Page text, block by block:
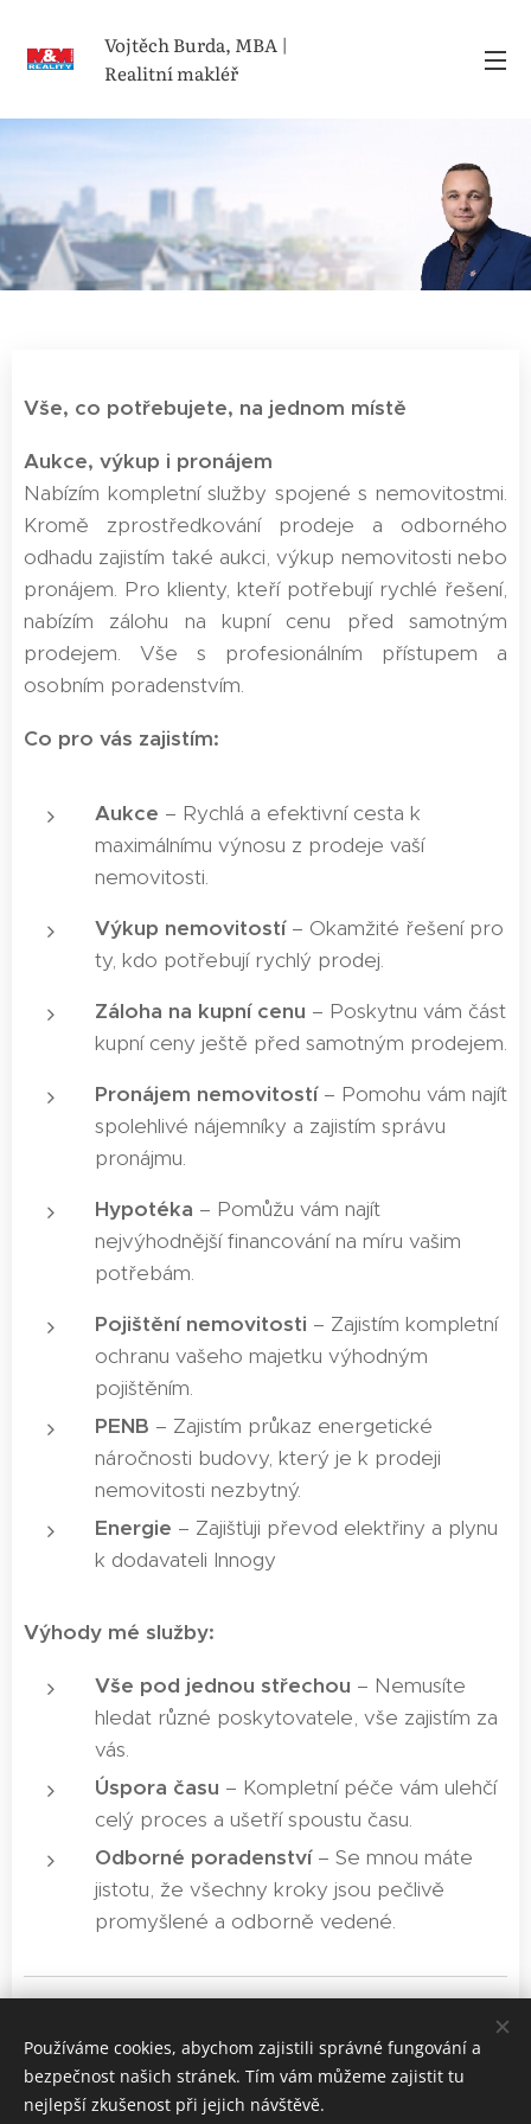
Vojtěch Burda, MBA |
Realitní makléř
Vše, co potřebujete, na jednom místě
Aukce, výkup i pronájem
Nabízím kompletní služby spojené s nemovitostmi.
Kromě zprostředkování prodeje a odborného
odhadu zajistím také aukci, výkup nemovitosti nebo
pronájem. Pro klienty, kteří potřebují rychlé řešení,
nabízím zálohu na kupní cenu před samotným
prodejem. Vše s profesionálním přístupem a
osobním poradenstvím.
Co pro vás zajistím:
Aukce – Rychlá a efektivní cesta k
maximálnímu výnosu z prodeje vaší
nemovitosti.
Výkup nemovitostí– Okamžité řešení pro
ty, kdo potřebují rychlý prodej.
Záloha na kupní cenu – Poskytnu vám část
kupní ceny ještě před samotným prodejem.
Pronájem nemovitostí– Pomohu vám najít
spolehlivé nájemníky a zajistím správu
pronájmu.
Hypotéka – Pomůžu vám najít
nejvýhodnější financování na míru vašim
potřebám.
Pojištění nemovitosti – Zajistím kompletní
ochranu vašeho majetku výhodným
pojištěním.
PENB – Zajistím průkaz energetické
náročnosti budovy, který je k prodeji
nemovitosti nezbytný.
Energie – Zajišťuji převod elektřiny a plynu
k dodavateli Innogy
Výhody mé služby:
Vše pod jednou střechou – Nemusíte
hledat různé poskytovatele, vše zajistím za
vás.
Úspora času – Kompletní péče vám ulehčí
celý proces a ušetří spoustu času.
Odborné poradenství– Se mnou máte
jistotu, že všechny kroky jsou pečlivě
promyšlené a odborně vedené.
Používáme cookies, abychom zajistili správné fungování a
bezpečnost našich stránek. Tím vám můžeme zajistit tu
nejlepší zkušenost při jejich návštěvě.